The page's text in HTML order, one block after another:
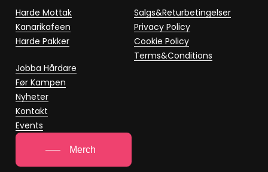
Harde Mottak
Kanarikafeen
Harde Pakker
Jobba Hårdare
Før Kampen
Nyheter
Kontakt
Events
Salgs&Returbetingelser
Privacy Policy
Cookie Policy
Terms&Conditions
Merch